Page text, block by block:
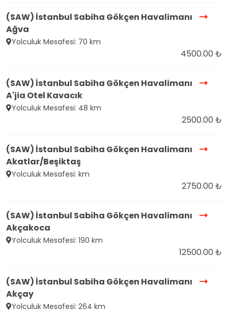
(SAW) İstanbul Sabiha Gökçen Havalimanı
Ağva
Yolculuk Mesafesi: 70 km
4500.00 ₺
(SAW) İstanbul Sabiha Gökçen Havalimanı
A'jia Otel Kavacık
Yolculuk Mesafesi: 48 km
2500.00 ₺
(SAW) İstanbul Sabiha Gökçen Havalimanı
Akatlar/Beşiktaş
Yolculuk Mesafesi: km
2750.00 ₺
(SAW) İstanbul Sabiha Gökçen Havalimanı
Akçakoca
Yolculuk Mesafesi: 190 km
12500.00 ₺
(SAW) İstanbul Sabiha Gökçen Havalimanı
Akçay
Yolculuk Mesafesi: 264 km